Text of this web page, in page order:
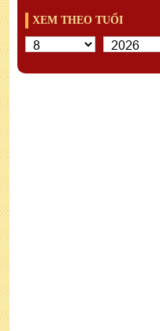
XEM THEO TUỔI